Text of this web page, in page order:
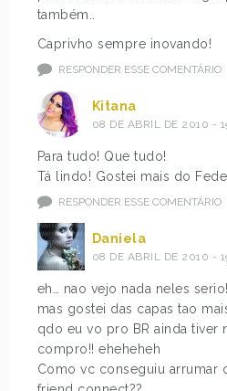
também..
Caprivho sempre inovando!
RESPONDER ESSE COMENTÁRIO
Kitana
08 DE ABRIL DE 2010 -
Para tudo! Que tudo!
Tá lindo! Gostei mais do
RESPONDER ESSE COMENTÁRIO
Daniela
08 DE ABRIL DE 2010 -
eh… nao vejo nada neles
mas gostei das capas tao
qdo eu vo pro BR ainda tiver
compro!! eheheheh
Como vc conseguiu arrumar